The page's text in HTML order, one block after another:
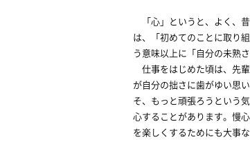
「心」というと、よく、
は、「初めてのことに取り
う意味以上に「自分の未熟
仕事をはじめた頃は、先
が自分の拙さに歯がゆい思
そ、もっと頑張ろうという
心することがあります。慢
を楽しくするためにも大事